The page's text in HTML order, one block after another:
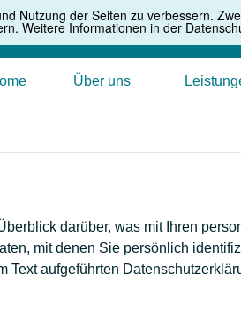
Nutzung der Seiten zu verbessern.
Weitere Informationen in der
Über uns
darüber, was mit Ihren
mit denen Sie persönlich
Text aufgeführten